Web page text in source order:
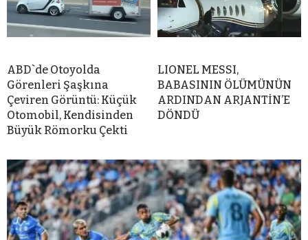
ABD`de Otoyolda
Görenleri Şaşkına
Çeviren Görüntü: Küçük
Otomobil, Kendisinden
Büyük Römorku Çekti
LIONEL MESSI,
BABASININ ÖLÜMÜNÜN
ARDINDAN ARJANTİN’E
DÖNDÜ